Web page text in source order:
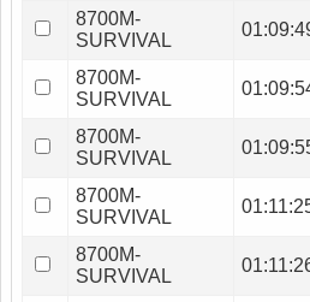
8700M-
SURVIVAL
8700M-
SURVIVAL
8700M-
SURVIVAL
8700M-
SURVIVAL
8700M-
SURVIVAL